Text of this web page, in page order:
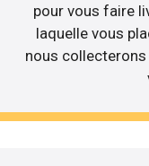
pour vous faire
laquelle vous
nous collecterons